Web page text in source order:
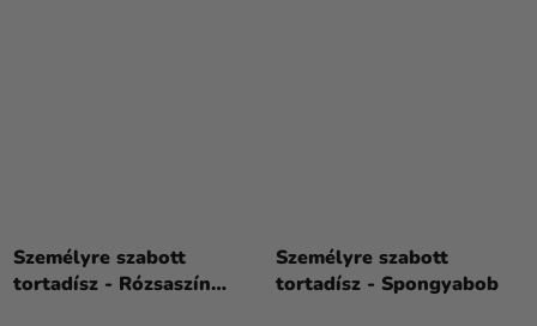
Személyre szabott
tortadísz - Rózsaszín
Személyre szabott
tortadísz - Spongyabob